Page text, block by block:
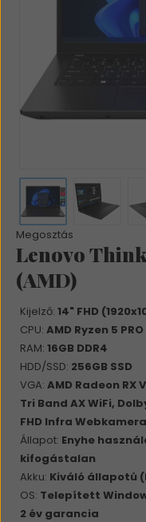
Megosztás
Lenovo
(AMD)
Kijelző: 14" FHD
CPU: AMD Ryzen 5
RAM: 16GB DDR4
HDD/SSD: 256GB SSD
VGA: AMD Radeon RX
Tri Band AX WiFi,
FHD Infra
Állapot: Enyhe
kifogástalan
Akku: Kiváló állapotú
OS: Telepített
2 év garancia